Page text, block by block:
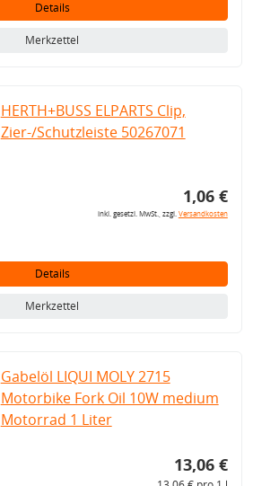
Details
Merkzettel
HERTH+BUSS ELPARTS Clip,
Zier-/Schutzleiste 50267071
1,06 €
inkl. gesetzl. MwSt., zzgl.Versandkosten
Details
Merkzettel
Gabelöl LIQUI MOLY 2715
Motorbike Fork Oil 10W medium
Motorrad 1 Liter
13,06 €